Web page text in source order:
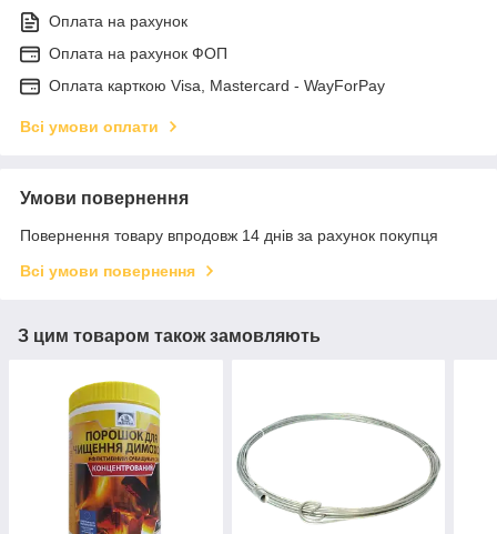
Оплата на рахунок
Оплата на рахунок ФОП
Оплата карткою Visa, Mastercard - WayForPay
Всі умови оплати
Умови повернення
Повернення товару впродовж 14 днів за рахунок покупця
Всі умови повернення
З цим товаром також замовляють